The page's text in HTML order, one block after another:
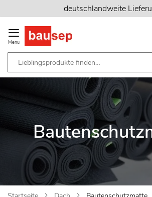
Inhalt
springen
deutschlandweite
Menu